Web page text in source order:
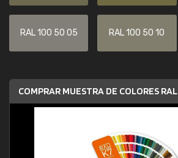
RAL 100 50 05 RAL 100 50 10
COMPRAR MUESTRA DE COLORES RAL